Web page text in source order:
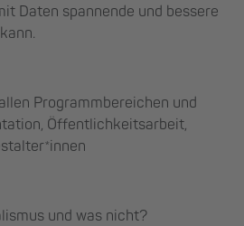
Daten spannende und bessere
Programmbereichen und
Öffentlichkeitsarbeit,
und was nicht?